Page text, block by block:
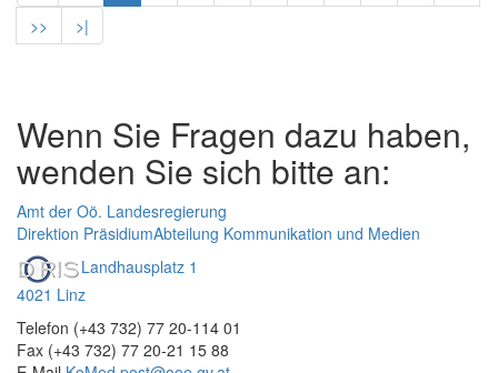
>>
>|
Wenn Sie Fragen dazu haben,
wenden Sie sich bitte an:
Amt der Oö. Landesregierung
Direktion PräsidiumAbteilung Kommunikation und Medien
Landhausplatz 1
4021 Linz
Telefon (+43 732) 77 20-114 01
Fax (+43 732) 77 20-21 15 88